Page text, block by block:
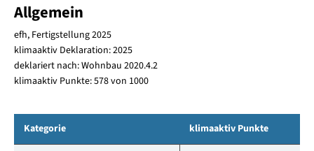
Allgemein
efh, Fertigstellung 2025
klimaaktiv Deklaration: 2025
deklariert nach: Wohnbau 2020.4.2
klimaaktiv Punkte: 578 von 1000
Kategorie klimaaktiv Punkte